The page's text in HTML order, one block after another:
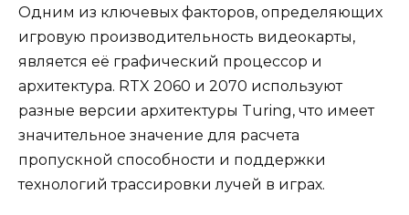
Одним из ключевых факторов, определяющих
игровую производительность видеокарты,
является её графический процессор и
архитектура. RTX 2060 и 2070 используют
разные версии архитектуры Turing, что имеет
значительное значение для расчета
пропускной способности и поддержки
технологий трассировки лучей в играх.